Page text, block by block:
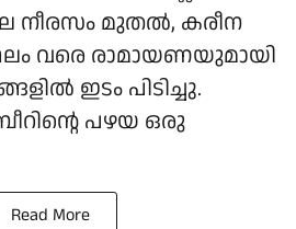
നീരസം മുതൽ, കരീന
വരെ രാമായണയുമായി
ഇടം പിടിച്ചു.
പഴയ ഒരു
Read More